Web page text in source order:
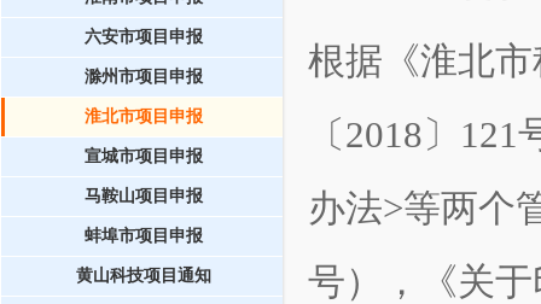
六安市项目申报
滁州市项目申报
淮北市项目申报
宣城市项目申报
马鞍山项目申报
蚌埠市项目申报
黄山科技项目通知
根据《淮北
〔2018〕
办法>等两个
号），《关